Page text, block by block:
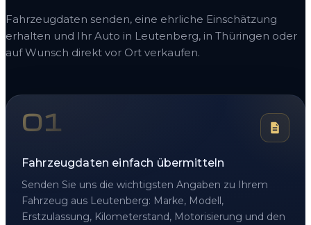
Fahrzeugdaten senden, eine ehrliche Einschätzung
erhalten und Ihr Auto in Leutenberg, in Thüringen oder
auf Wunsch direkt vor Ort verkaufen.
01
Fahrzeugdaten einfach übermitteln
Senden Sie uns die wichtigsten Angaben zu Ihrem
Fahrzeug aus Leutenberg: Marke, Modell,
Erstzulassung, Kilometerstand, Motorisierung und den